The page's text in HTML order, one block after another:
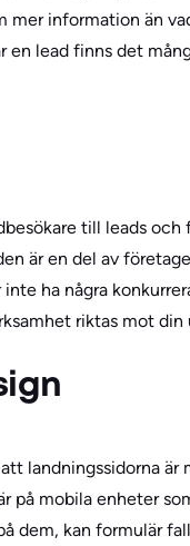
mer information än
en lead finns det
till leads
är en del av
ha några
riktas mot
landningssidorna är
mobila enheter
dem, kan formulär